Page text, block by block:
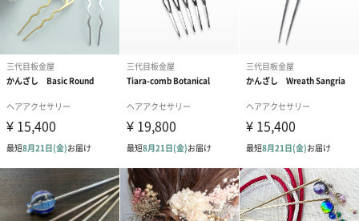
「月下美人」KANZASHI
強く清く逞しく、そして儚い。「月下美人」は女性に向けた幻想
的なメッセージです。ぜひ大切な方への贈り物にいかがですか？
ギフトラッピング承ります